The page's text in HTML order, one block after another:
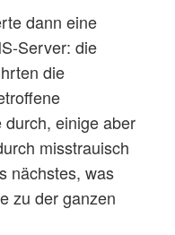
dann eine
Server: die
die
einige aber
misstrauisch
nächstes, was
zu der ganzen